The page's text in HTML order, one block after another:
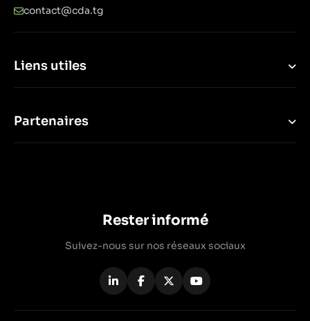
contact@cda.tg
Liens utiles
Partenaires
Rester informé
Suivez-nous sur nos réseaux sociaux